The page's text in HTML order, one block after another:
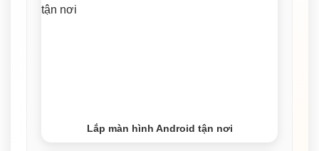
Lắp màn hình Android tận nơi